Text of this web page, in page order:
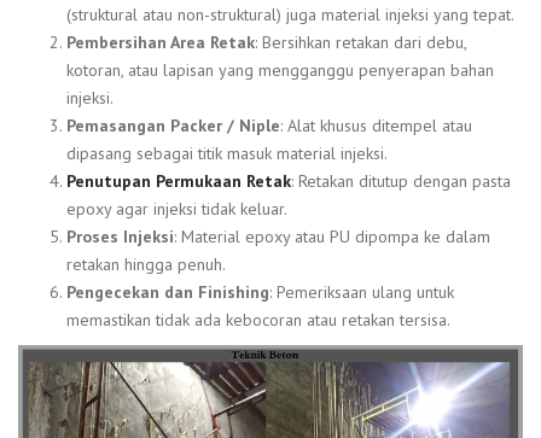
(struktural atau non-struktural) juga material injeksi yang tepat.
Pembersihan Area Retak: Bersihkan retakan dari debu,
kotoran, atau lapisan yang mengganggu penyerapan bahan
injeksi.
Pemasangan Packer / Niple: Alat khusus ditempel atau
dipasang sebagai titik masuk material injeksi.
Penutupan Permukaan Retak: Retakan ditutup dengan pasta
epoxy agar injeksi tidak keluar.
Proses Injeksi: Material epoxy atau PU dipompa ke dalam
retakan hingga penuh.
Pengecekan dan Finishing: Pemeriksaan ulang untuk
memastikan tidak ada kebocoran atau retakan tersisa.